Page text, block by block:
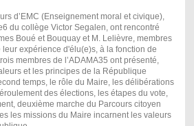
d’EMC (Enseignement moral et civique),
du collège Victor Segalen, ont rencontré
Boué et Bouquay et M. Lelièvre, membres
expérience d'élu(e)s, à la fonction de
membres de l’ADAMA35 ont présenté,
et les principes de la République
temps, le rôle du Maire, les délibérations
des élections, les étapes du vote,
deuxième marche du Parcours citoyen
les missions du Maire incarnent les valeurs